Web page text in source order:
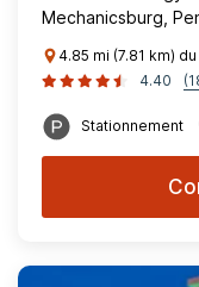
Mechanicsburg,
4.85 mi (7.81 km)
4.40
Stationnement